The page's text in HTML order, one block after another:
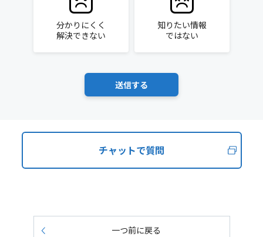
分かりにくく
解決できない
知りたい情報
ではない
チャットで質問
一つ前に戻る